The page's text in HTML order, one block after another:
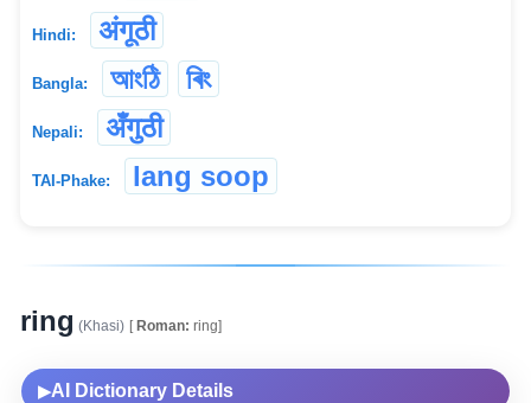
Hindi: अंगूठी
Bangla: আংঠি ৰিং
Nepali: ‌अँगुठी
TAI-Phake: lang soop
ring (Khasi) [Roman: ring]
▶AI Dictionary Details